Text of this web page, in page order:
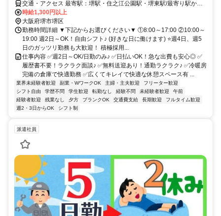
交通・アクセス 最寄駅：堺駅・住之江公園駅・堺東駅/最寄り駅から
無料送迎あり(応相談)
時給1,300円以上
大阪府堺市堺区
勤務時間詳細 ▼下記からお選びください▼ ①8:00～17:00 ②10:00～
19:00 週2日～OK！自由シフト♪ (好きな日に働けます) ⭐週4日、週5
日のガッツリ勤務も大歓迎！ 積極採用...
仕事内容 ✅週2日～OK/日勤のみ♪ ✅日払いOK！急な出費も安心◎ ✅
履歴書不要！ラクラク面談♪ ✅無料送迎あり！通勤ラクラク♪ ✅冷暖房
完備の倉庫で快適勤務 ✅広くてキレイで快適な休憩スペース有 ...
業界未経験者歓迎 副業・WワークOK 主婦・主夫歓迎
フリーター歓迎
シフト自由
学歴不問 学生歓迎 転勤なし 経験不問 未経験者歓迎
午前
経験者歓迎
残業なし 夕方 ブランクOK 交通費支給 長期歓迎
フルタイム歓迎
週2・3日からOK
シフト制
派遣社員